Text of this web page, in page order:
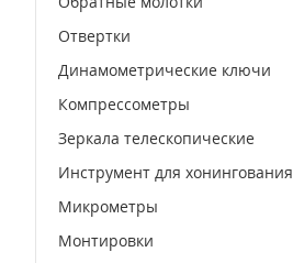
9 на 25
T10
T10-T40
Отвертки
Динамометрические ключи
Компрессометры
Зеркала телескопические
Инструмент для хонингования
Микрометры
Монтировки